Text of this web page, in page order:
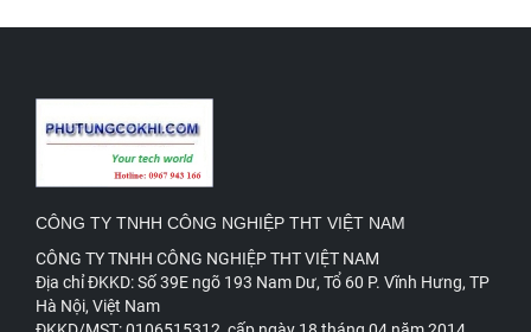
CÔNG TY TNHH CÔNG NGHIỆP THT VIỆT NAM
CÔNG TY TNHH CÔNG NGHIỆP THT VIỆT NAM
Địa chỉ ĐKKD: Số 39E ngõ 193 Nam Dư, Tổ 60 P. Vĩnh Hưng, TP
Hà Nội, Việt Nam
ĐKKD/MST: 0106515312, cấp ngày 18 tháng 04 năm 2014